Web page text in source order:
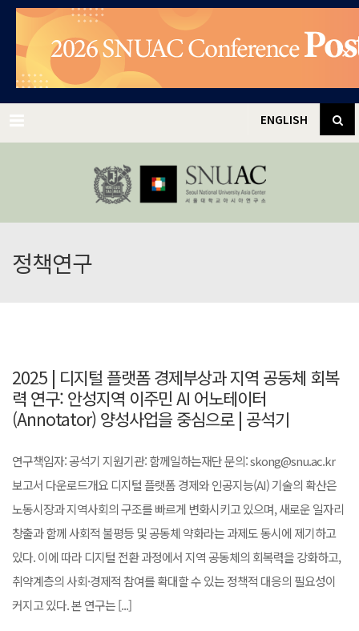
✕
ENGLISH
정책연구
2025 | 디지털 플랫폼 경제부상과 지역 공동체 회복
력 연구: 안성지역 이주민 AI 어노테이터
(Annotator) 양성사업을 중심으로 | 공석기
연구책임자: 공석기 지원기관: 함께일하는재단 문의: skong@snu.ac.kr
보고서 다운로드개요 디지털 플랫폼 경제와 인공지능(AI) 기술의 확산은
노동시장과 지역사회의 구조를 빠르게 변화시키고 있으며, 새로운 일자리
창출과 함께 사회적 불평등 및 공동체 약화라는 과제도 동시에 제기하고
있다. 이에 따라 디지털 전환 과정에서 지역 공동체의 회복력을 강화하고,
취약계층의 사회·경제적 참여를 확대할 수 있는 정책적 대응의 필요성이
커지고 있다. 본 연구는 [...]